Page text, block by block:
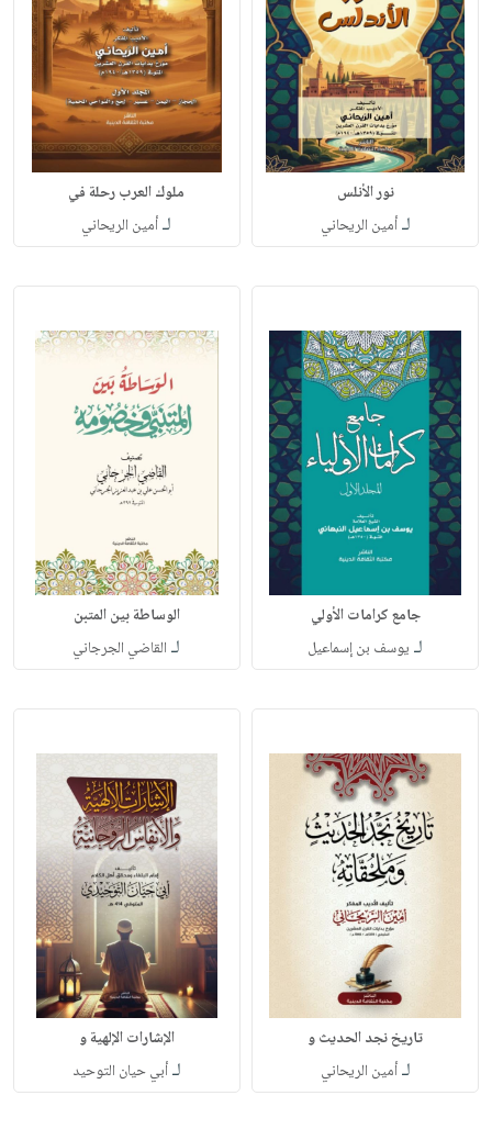
نور الأنلس
لـأمين الريحاني
ملوك العرب رحلة في
لـأمين الريحاني
جامع كرامات الأولي
لـ يوسف بن إسماعيل
الوساطة بين المتبن
لـ القاضي الجرجاني
تاريخ نجد الحديث و
لـأمين الريحاني
الإشارات الإلهية و
لـأبي حيان التوحيد